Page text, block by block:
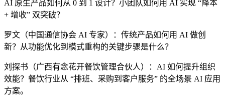
AI 原生产品如何从 0 到 1 设计？小团队如何用 AI 实现 “降本
+ 增收” 双突破？
罗文（中国通信协会 AI 专家）：传统产品如何用 AI 做创
新？从功能优化到模式重构的关键步骤是什么？
刘探书（广西有念花开餐饮管理合伙人）：AI 如何提升组织
效能？餐饮行业从 “排班、采购到客户服务” 的全场景 AI 应用
方案。